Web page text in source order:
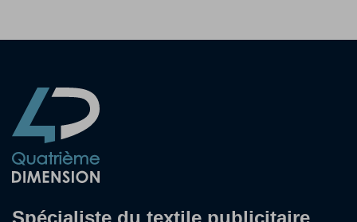
Spécialiste du textile publicitaire